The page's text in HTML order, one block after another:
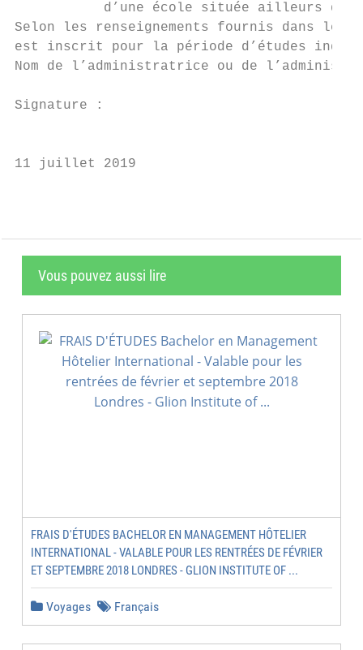
d’une école située ailleurs
Selon les renseignements fournis dans le
est inscrit pour la période d’études
Nom de l’administratrice ou de
Signature :
11 juillet 2019
Vous pouvez aussi lire
FRAIS D'ÉTUDES BACHELOR EN MANAGEMENT HÔTELIER
INTERNATIONAL - VALABLE POUR LES RENTRÉES DE FÉVRIER
ET SEPTEMBRE 2018 LONDRES - GLION INSTITUTE OF ...
Voyages Français